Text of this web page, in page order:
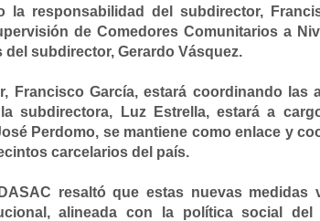
la responsabilidad del subdirector,
de Comedores Comunitarios a
del subdirector, Gerardo Vásquez.
Francisco García, estará coordinando las
la subdirectora, Luz Estrella, estará a
Perdomo, se mantiene como enlace y
carcelarios del país.
resaltó que estas nuevas medidas
alineada con la política social del